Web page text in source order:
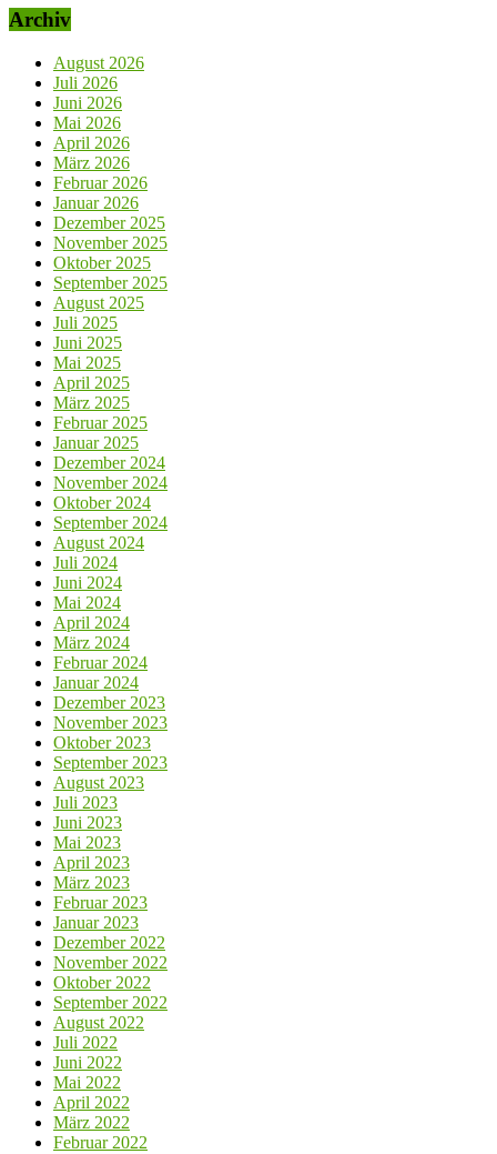
Archiv
August 2026
Juli 2026
Juni 2026
Mai 2026
April 2026
März 2026
Februar 2026
Januar 2026
Dezember 2025
November 2025
Oktober 2025
September 2025
August 2025
Juli 2025
Juni 2025
Mai 2025
April 2025
März 2025
Februar 2025
Januar 2025
Dezember 2024
November 2024
Oktober 2024
September 2024
August 2024
Juli 2024
Juni 2024
Mai 2024
April 2024
März 2024
Februar 2024
Januar 2024
Dezember 2023
November 2023
Oktober 2023
September 2023
August 2023
Juli 2023
Juni 2023
Mai 2023
April 2023
März 2023
Februar 2023
Januar 2023
Dezember 2022
November 2022
Oktober 2022
September 2022
August 2022
Juli 2022
Juni 2022
Mai 2022
April 2022
März 2022
Februar 2022